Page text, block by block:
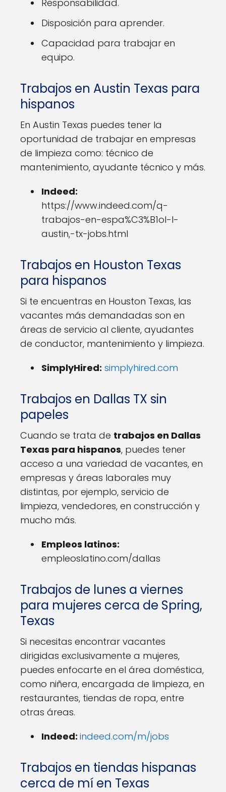
Responsabilidad.
Disposición para aprender.
Capacidad para trabajar en
equipo.
Trabajos en Austin Texas para
hispanos
En Austin Texas puedes tener la
oportunidad de trabajar en empresas
de limpieza como: técnico de
mantenimiento, ayudante técnico y más.
Indeed:
https://www.indeed.com/q-
trabajos-en-espa%C3%B1ol-l-
austin,-tx-jobs.html
Trabajos en Houston Texas
para hispanos
Si te encuentras en Houston Texas, las
vacantes más demandadas son en
áreas de servicio al cliente, ayudantes
de conductor, mantenimiento y limpieza.
SimplyHired: simplyhired.com
Trabajos en Dallas TX sin
papeles
Cuando se trata de trabajos en Dallas
Texas para hispanos, puedes tener
acceso a una variedad de vacantes, en
empresas y áreas laborales muy
distintas, por ejemplo, servicio de
limpieza, vendedores, en construcción y
mucho más.
Empleos latinos:
empleoslatino.com/dallas
Trabajos de lunes a viernes
para mujeres cerca de Spring,
Texas
Si necesitas encontrar vacantes
dirigidas exclusivamente a mujeres,
puedes enfocarte en el área doméstica,
como niñera, encargada de limpieza, en
restaurantes, tiendas de ropa, entre
otras áreas.
Indeed: indeed.com/m/jobs
Trabajos en tiendas hispanas
cerca de mí en Texas